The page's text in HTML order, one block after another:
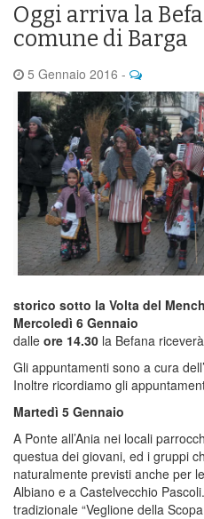
Oggi arriva la
comune di Barga
5 Gennaio 2016 -
storico sotto la Volta del
Mercoledì 6 Gennaio
dalle ore 14.30 la Befana
Gli appuntamenti sono a cura
Inoltre ricordiamo gli
Martedì 5 Gennaio
A Ponte all’Ania nei locali
questua dei giovani, ed i gruppi
naturalmente previsti anche per
Albiano e a Castelvecchio
tradizionale “Veglione della